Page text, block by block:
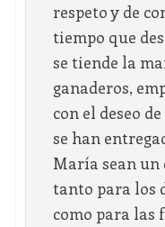
respeto y de
tiempo que
se tiende la
ganaderos,
con el deseo
se han
María sean
tanto para los
como para las